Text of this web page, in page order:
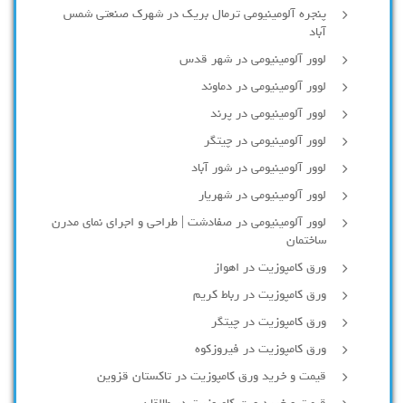
پنجره آلومینیومی ترمال بریک در شهرک صنعتی شمس
آباد
لوور آلومینیومی در شهر قدس
لوور آلومینیومی در دماوند
لوور آلومینیومی در پرند
لوور آلومینیومی در چیتگر
لوور آلومینیومی در شور آباد
لوور آلومينيومي در شهريار
لوور آلومینیومی در صفادشت | طراحی و اجرای نمای مدرن
ساختمان
ورق کامپوزیت در اهواز
ورق کامپوزیت در رباط کریم
ورق کامپوزیت در چیتگر
ورق کامپوزیت در فیروزکوه
قیمت و خرید ورق کامپوزیت در تاکستان قزوین